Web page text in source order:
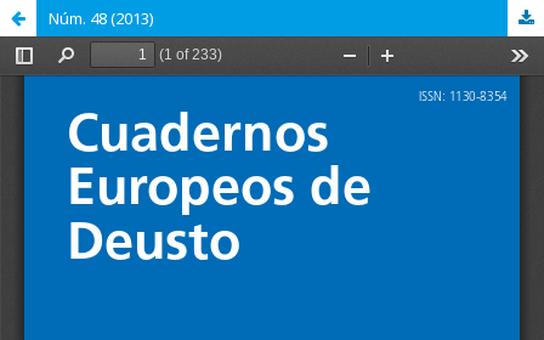
Núm. 48 (2013)